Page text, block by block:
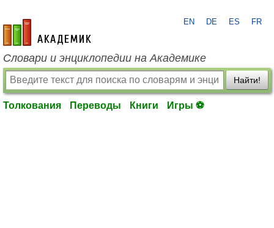
academic.ru
EN DE ES FR
Словари и энциклопедии на Академике
Найти!
Толкования Переводы Книги Игры ⚽